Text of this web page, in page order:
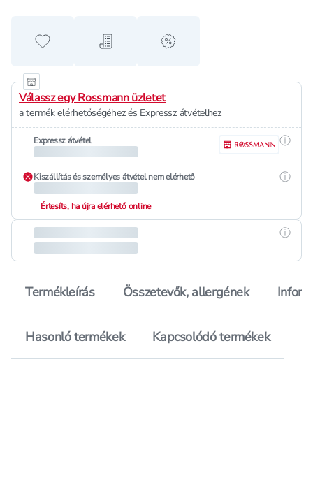
Hozzáadás a kedvencekhez
Hozzáadás a bevásárló listához
alert when on sale
Válassz egy Rossmann üzletet
a termék elérhetőségéhez és Expressz átvételhez
Expressz átvétel
Kiszállítás és személyes átvétel nem elérhető
Értesíts, ha újra elérhető online
Termékleírás Összetevők, allergének
Hasonló termékek Kapcsolódó termékek